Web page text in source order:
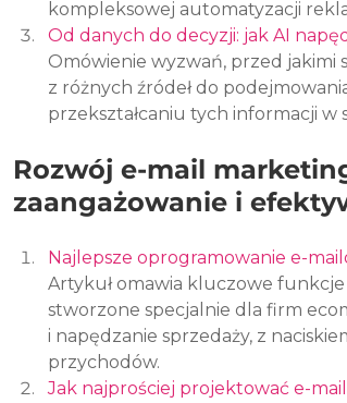
kompleksowej automatyzacji
Od danych do decyzji: jak AI
Omówienie wyzwań, przed
z różnych źródeł do
przekształcaniu tych informacji
Rozwój e-mail
zaangażowanie i
Najlepsze oprogramowanie e-
Artykuł omawia kluczowe
stworzone specjalnie dla firm
i napędzanie sprzedaży, z
przychodów.
Jak najprościej projektować e-